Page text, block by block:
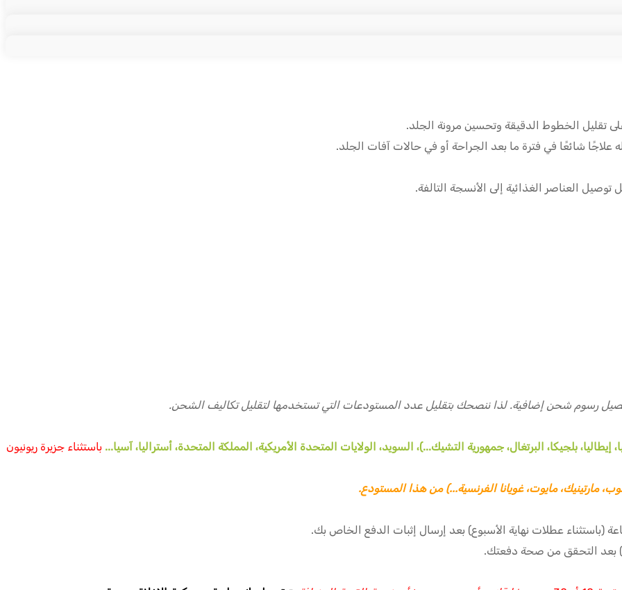
على تقليل الخطوط الدقيقة وتحسين مرونة الجلد.
علاجًا شائعًا في فترة ما بعد الجراحة أو في حالات آفات الجلد.
العناصر الغذائية إلى الأنسجة التالفة.
رسوم شحن إضافية. لذا ننصحك بتقليل عدد المستودعات التي تستخدمها لتقليل تكاليف الشحن.
بلجيكا، البرتغال، جمهورية التشيك...)، السويد، الولايات المتحدة الأمريكية، المملكة المتحدة، أستراليا، آسيا... باستثناء جزيرة ريونيون
مارتينيك، مايوت، غويانا الفرنسية...) من هذا المستودع.